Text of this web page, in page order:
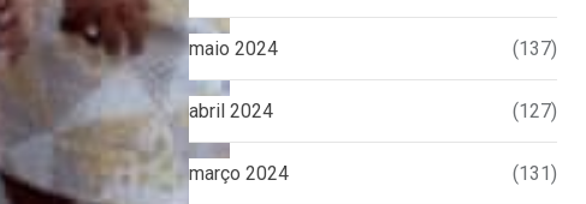
maio 2024 (137)
abril 2024 (127)
março 2024 (131)